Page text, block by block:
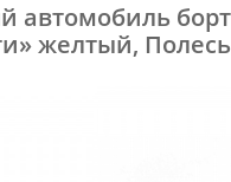
автомобиль
желтый,